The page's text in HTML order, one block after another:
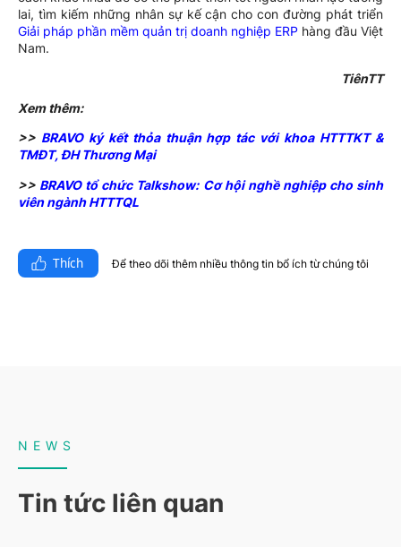
lai, tìm kiếm những nhân sự kế cận cho con đường phát triển
Giải pháp phần mềm quản trị doanh nghiệp ERP hàng đầu Việt
Nam.
TiênTT
Xem thêm:
>> BRAVO ký kết thỏa thuận hợp tác với khoa HTTTKT &
TMĐT, ĐH Thương Mại
>> BRAVO tổ chức Talkshow: Cơ hội nghề nghiệp cho sinh
viên ngành HTTTQL
Thích Để theo dõi thêm nhiều thông tin bổ ích từ chúng tôi​
NEWS
Tin tức liên quan